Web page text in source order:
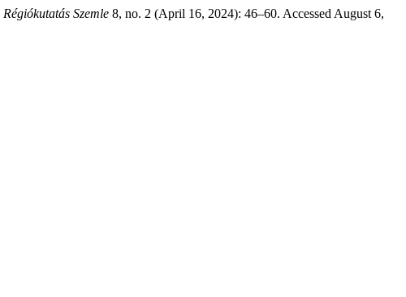
Régiókutatás Szemle 8, no. 2 (April 16, 2024): 46–60. Accessed August 6,